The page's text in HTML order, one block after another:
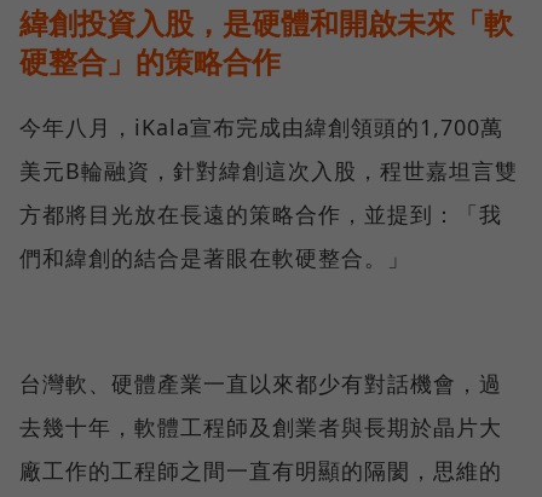
緯創投資入股，是硬體和開啟未來「軟
硬整合」的策略合作
今年八月，iKala宣布完成由緯創領頭的1,700萬
美元B輪融資，針對緯創這次入股，程世嘉坦言雙
方都將目光放在長遠的策略合作，並提到：「我
們和緯創的結合是著眼在軟硬整合。」
台灣軟、硬體產業一直以來都少有對話機會，過
去幾十年，軟體工程師及創業者與長期於晶片大
廠工作的工程師之間一直有明顯的隔閡，思維的